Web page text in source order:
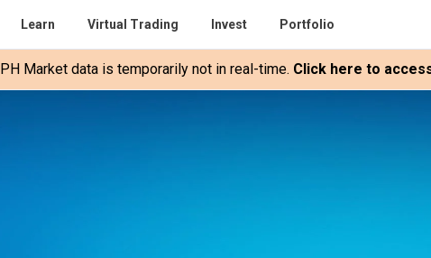
Learn Virtual Trading Invest Portfolio
PH Market data is temporarily not in real-time. Click here to